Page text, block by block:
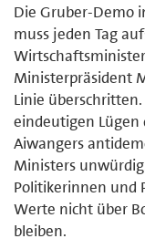
Die Gruber-Demo
muss jeden Tag
Ministerpräsident
Linie
eindeutigen
Aiwangers
Ministers
Politikerinnen und
Werte nicht über
bleiben.